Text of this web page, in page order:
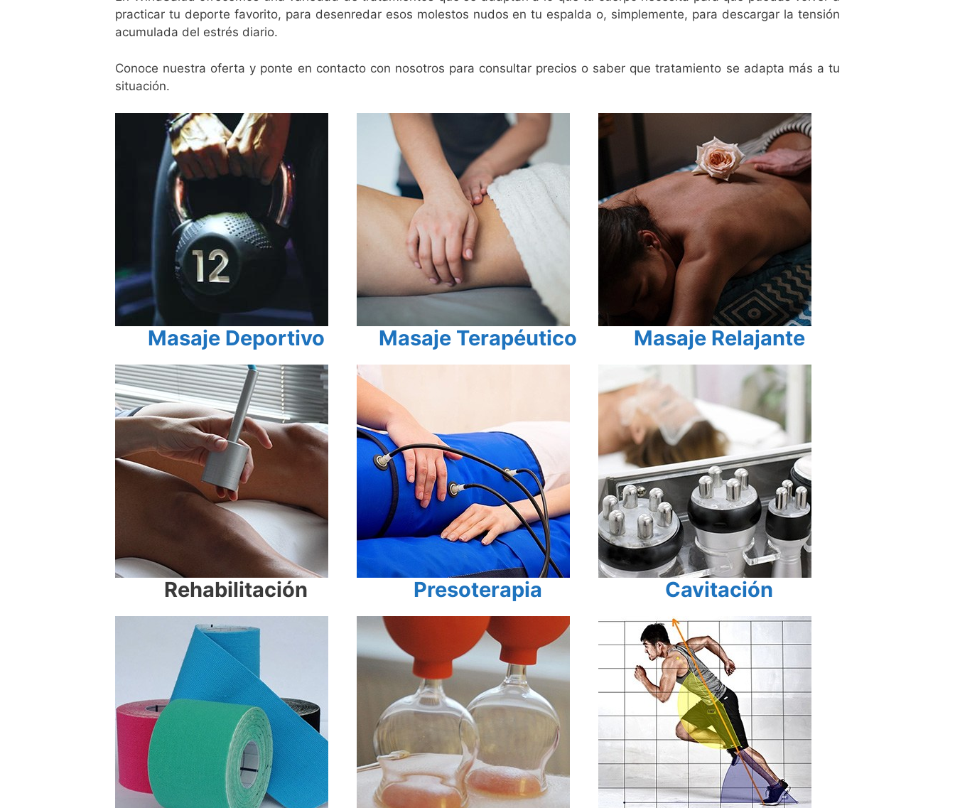
practicar tu deporte favorito, para desenredar esos molestos nudos en tu espalda o, simplemente, para descargar la tensión
acumulada del estrés diario.
Conoce nuestra oferta y ponte en contacto con nosotros para consultar precios o saber que tratamiento se adapta más a tu
situación.
Masaje Deportivo
Rehabilitación
Masaje Terapéutico
Presoterapia
Masaje Relajante
Cavitación